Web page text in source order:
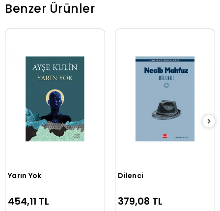
Benzer Ürünler
Yarın Yok
454,11 TL
Dilenci
379,08 TL